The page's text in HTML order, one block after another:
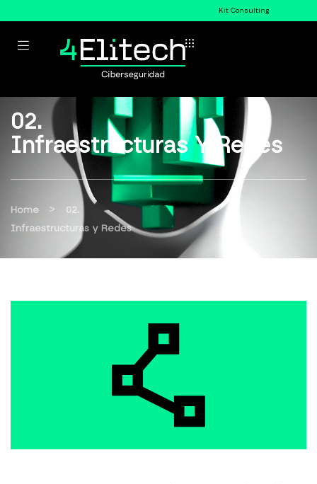
Kit Consulting
02.
Infraestructuras Y Redes
Home >
02.
Infraestructuras y Redes